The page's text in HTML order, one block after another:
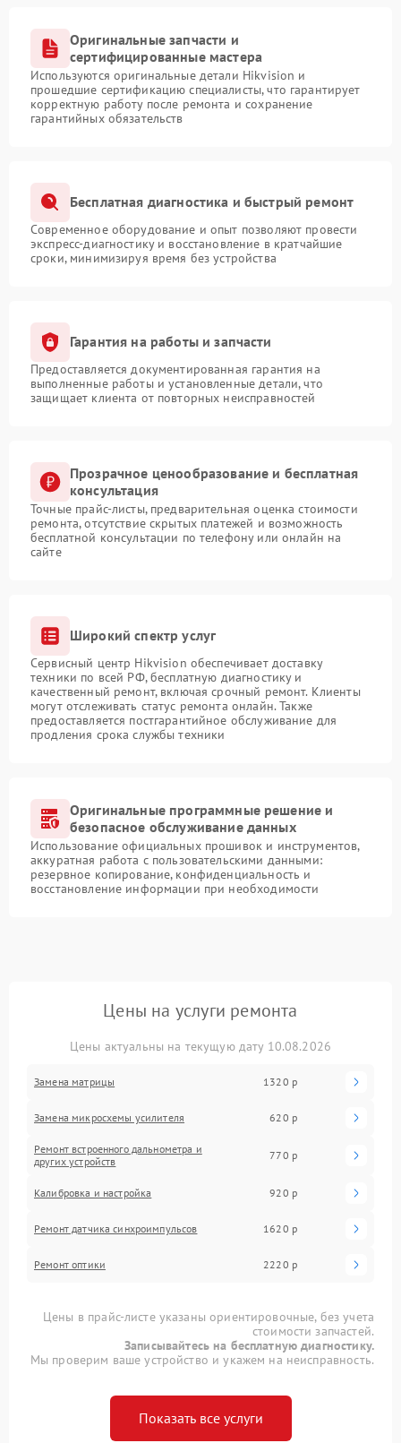
Оригинальные запчасти и
сертифицированные мастера
Используются оригинальные детали Hikvision и
прошедшие сертификацию специалисты, что гарантирует
корректную работу после ремонта и сохранение
гарантийных обязательств
Бесплатная диагностика и быстрый ремонт
Современное оборудование и опыт позволяют провести
экспресс-диагностику и восстановление в кратчайшие
сроки, минимизируя время без устройства
Гарантия на работы и запчасти
Предоставляется документированная гарантия на
выполненные работы и установленные детали, что
защищает клиента от повторных неисправностей
Прозрачное ценообразование и бесплатная
консультация
Точные прайс-листы, предварительная оценка стоимости
ремонта, отсутствие скрытых платежей и возможность
бесплатной консультации по телефону или онлайн на
сайте
Широкий спектр услуг
Сервисный центр Hikvision обеспечивает доставку
техники по всей РФ, бесплатную диагностику и
качественный ремонт, включая срочный ремонт. Клиенты
могут отслеживать статус ремонта онлайн. Также
предоставляется постгарантийное обслуживание для
продления срока службы техники
Оригинальные программные решение и
безопасное обслуживание данных
Использование официальных прошивок и инструментов,
аккуратная работа с пользовательскими данными:
резервное копирование, конфиденциальность и
восстановление информации при необходимости
Цены на услуги ремонта
Цены актуальны на текущую дату 10.08.2026
Замена матрицы 1320 р
Замена микросхемы усилителя 620 р
Ремонт встроенного дальнометра и
других устройств
770 р
Калибровка и настройка 920 р
Ремонт датчика синхроимпульсов 1620 р
Ремонт оптики 2220 р
Цены в прайс-листе указаны ориентировочные, без учета
стоимости запчастей.
Записывайтесь на бесплатную диагностику.
Мы проверим ваше устройство и укажем на неисправность.
Показать все услуги